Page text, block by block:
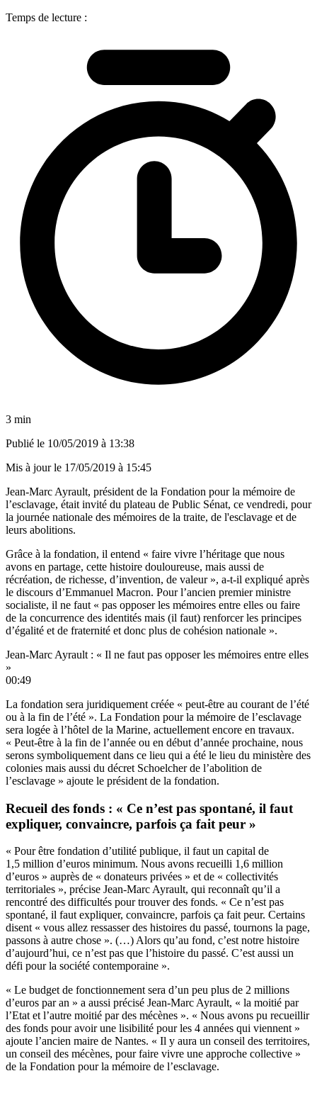
Temps de lecture :
3 min
Publié le 10/05/2019 à 13:38
Mis à jour le 17/05/2019 à 15:45
Jean-Marc Ayrault, président de la Fondation pour la mémoire de
l’esclavage, était invité du plateau de Public Sénat, ce vendredi, pour
la journée nationale des mémoires de la traite, de l'esclavage et de
leurs abolitions.
Grâce à la fondation, il entend « faire vivre l’héritage que nous
avons en partage, cette histoire douloureuse, mais aussi de
récréation, de richesse, d’invention, de valeur », a-t-il expliqué après
le discours d’Emmanuel Macron. Pour l’ancien premier ministre
socialiste, il ne faut « pas opposer les mémoires entre elles ou faire
de la concurrence des identités mais (il faut) renforcer les principes
d’égalité et de fraternité et donc plus de cohésion nationale ».
Jean-Marc Ayrault : « Il ne faut pas opposer les mémoires entre elles
»
00:49
La fondation sera juridiquement créée « peut-être au courant de l’été
ou à la fin de l’été ». La Fondation pour la mémoire de l’esclavage
sera logée à l’hôtel de la Marine, actuellement encore en travaux.
« Peut-être à la fin de l’année ou en début d’année prochaine, nous
serons symboliquement dans ce lieu qui a été le lieu du ministère des
colonies mais aussi du décret Schoelcher de l’abolition de
l’esclavage » ajoute le président de la fondation.
Recueil des fonds : « Ce n’est pas spontané, il faut
expliquer, convaincre, parfois ça fait peur »
« Pour être fondation d’utilité publique, il faut un capital de
1,5 million d’euros minimum. Nous avons recueilli 1,6 million
d’euros » auprès de « donateurs privées » et de « collectivités
territoriales », précise Jean-Marc Ayrault, qui reconnaît qu’il a
rencontré des difficultés pour trouver des fonds. « Ce n’est pas
spontané, il faut expliquer, convaincre, parfois ça fait peur. Certains
disent « vous allez ressasser des histoires du passé, tournons la page,
passons à autre chose ». (…) Alors qu’au fond, c’est notre histoire
d’aujourd’hui, ce n’est pas que l’histoire du passé. C’est aussi un
défi pour la société contemporaine ».
« Le budget de fonctionnement sera d’un peu plus de 2 millions
d’euros par an » a aussi précisé Jean-Marc Ayrault, « la moitié par
l’Etat et l’autre moitié par des mécènes ». « Nous avons pu recueillir
des fonds pour avoir une lisibilité pour les 4 années qui viennent »
ajoute l’ancien maire de Nantes. « Il y aura un conseil des territoires,
un conseil des mécènes, pour faire vivre une approche collective »
de la Fondation pour la mémoire de l’esclavage.